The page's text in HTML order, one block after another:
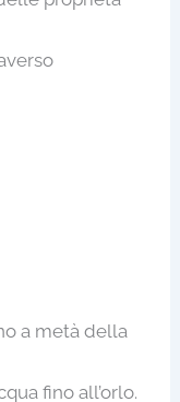
a metà della
fino all’orlo.